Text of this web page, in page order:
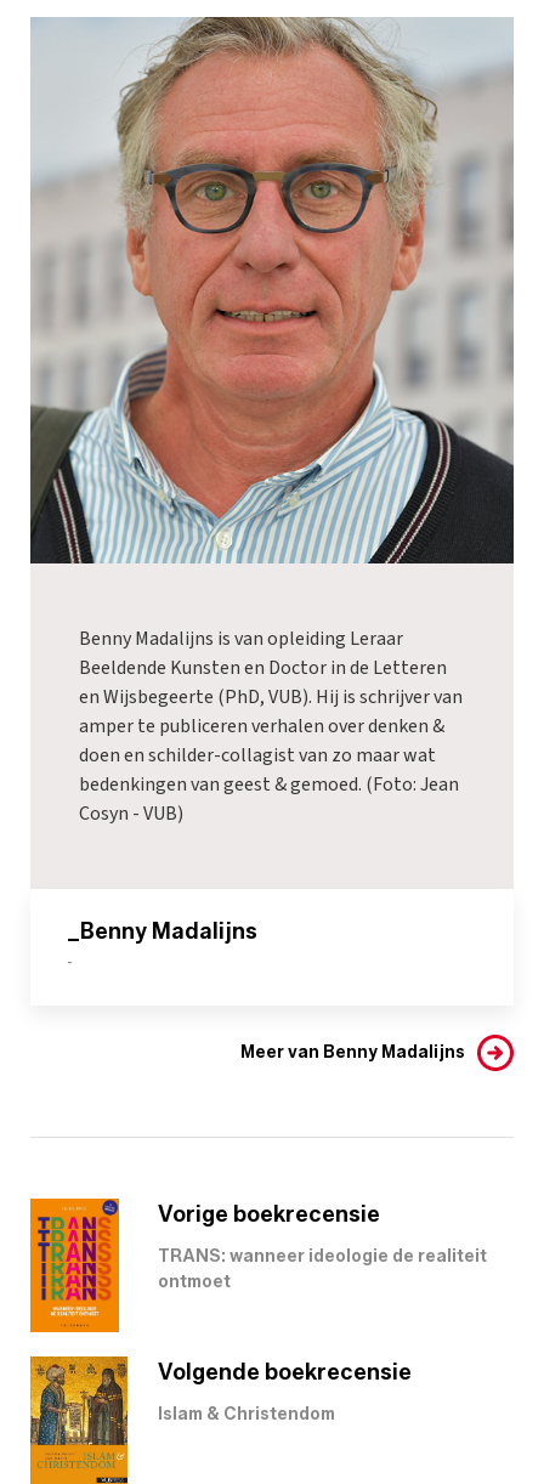
Benny Madalijns is van opleiding Leraar
Beeldende Kunsten en Doctor in de Letteren
en Wijsbegeerte (PhD, VUB). Hij is schrijver van
amper te publiceren verhalen over denken &
doen en schilder-collagist van zo maar wat
bedenkingen van geest & gemoed. (Foto: Jean
Cosyn - VUB)
_Benny Madalijns
-
Meer van Benny Madalijns
Vorige boekrecensie
TRANS: wanneer ideologie de realiteit
ontmoet
Volgende boekrecensie
Islam & Christendom